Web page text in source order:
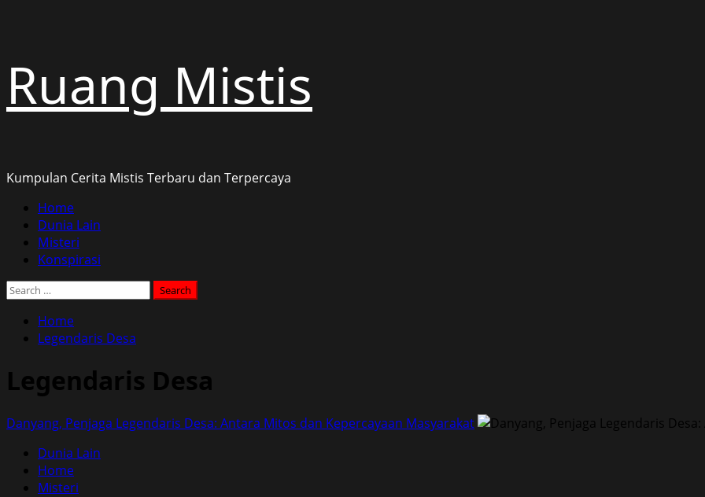
to
content
Ruang Mistis
Kumpulan Cerita Mistis Terbaru dan Terpercaya
Primary
Menu
Home
Dunia Lain
Misteri
Konspirasi
Search
Home
Legendaris Desa
Legendaris Desa
Danyang, Penjaga Legendaris Desa: Antara Mitos dan Kepercayaan Masyarakat
Dunia Lain
Home
Misteri